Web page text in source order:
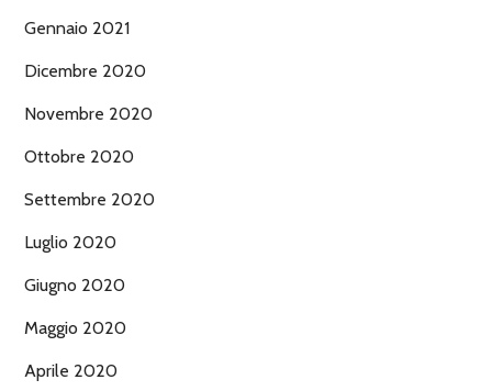
Gennaio 2021
Dicembre 2020
Novembre 2020
Ottobre 2020
Settembre 2020
Luglio 2020
Giugno 2020
Maggio 2020
Aprile 2020